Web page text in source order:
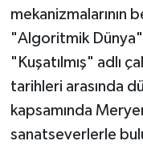
mekanizmalarının
"Algoritmik
"Kuşatılmış" adlı
tarihleri arasında
kapsamında
sanatseverlerle